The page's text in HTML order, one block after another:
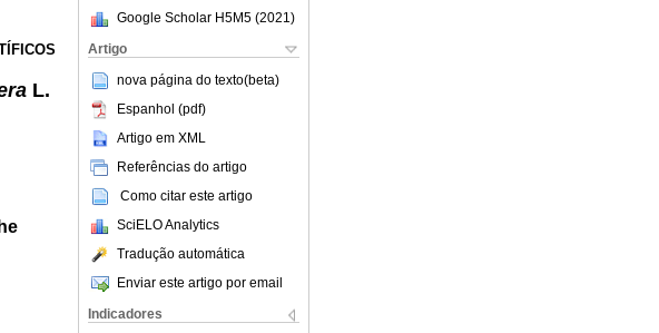
Google Scholar H5M5 (2021 )
Artigo
nova página do texto(beta)
Espanhol (pdf)
Artigo em XML
Referências do artigo
Como citar este artigo
SciELO Analytics
Tradução automática
Enviar este artigo por email
Indicadores
L.